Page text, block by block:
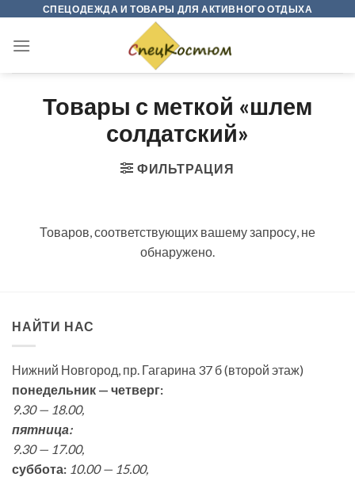
content
СПЕЦОДЕЖДА И ТОВАРЫ ДЛЯ АКТИВНОГО ОТДЫХА
Товары с меткой «шлем
солдатский»
ФИЛЬТРАЦИЯ
Товаров, соответствующих вашему запросу, не
обнаружено.
НАЙТИ НАС
Нижний Новгород, пр. Гагарина 37 б (второй этаж)
понедельник — четверг:
9.30 — 18.00,
пятница:
9.30 — 17.00,
суббота: 10.00 — 15.00,